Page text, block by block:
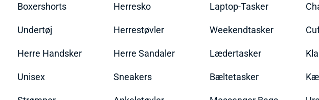
Boxershorts
Undertøj
Herre Handsker
Unisex
Herresko
Herrestøvler
Herre Sandaler
Sneakers
Laptop-Tasker
Weekendtasker
Lædertasker
Bæltetasker